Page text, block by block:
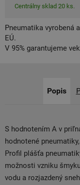
Centrálny sklad 20 ks.
Pneumatika vyrobená
EÚ.
V 95% garantujeme
Popis
S hodnotením A v
hodnotené
Profil plášťa
možnosti vzniku
vodu a rozjazdený